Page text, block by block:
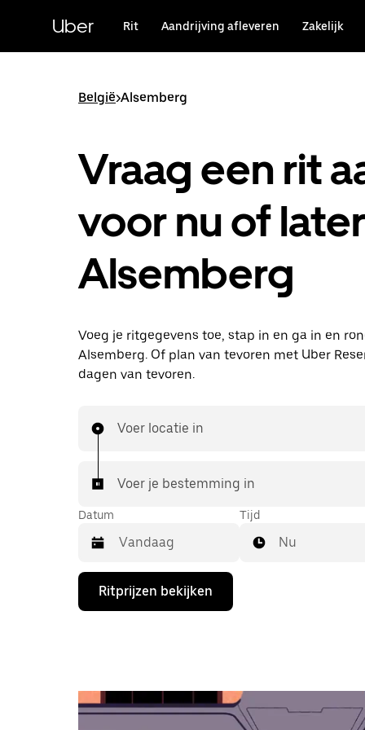
hoofdinhoudUber Rit Aandrijving afleveren Zakelijk
België>Alsemberg
Vraag een rit
voor nu of
Alsemberg
Voeg je ritgegevens toe, stap in en ga in en
Alsemberg. Of plan van tevoren met Uber
dagen van tevoren.
Voer locatie in
Voer je bestemming in
Datum
Druk
de
te
openen
Tijd
Nu
Ritprijzen bekijken